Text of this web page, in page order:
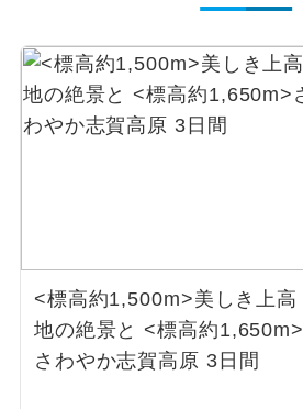
<標高約1,500m>美しき上高
地の絶景と <標高約1,650m>
さわやか志賀高原 3日間